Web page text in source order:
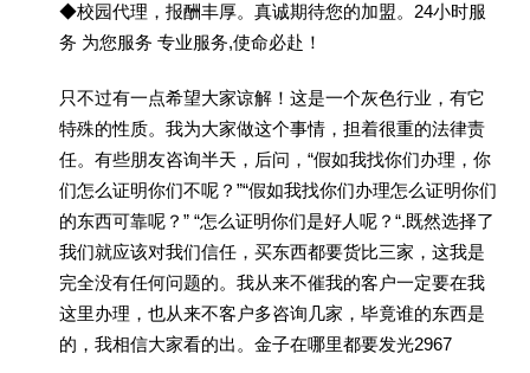
◆校园代理，报酬丰厚。真诚期待您的加盟。24小时服
务 为您服务 专业服务,使命必赴！
只不过有一点希望大家谅解！这是一个灰色行业，有它
特殊的性质。我为大家做这个事情，担着很重的法律责
任。有些朋友咨询半天，后问，“假如我找你们办理，你
们怎么证明你们不呢？”“假如我找你们办理怎么证明你们
的东西可靠呢？” “怎么证明你们是好人呢？“.既然选择了
我们就应该对我们信任，买东西都要货比三家，这我是
完全没有任何问题的。我从来不催我的客户一定要在我
这里办理，也从来不客户多咨询几家，毕竟谁的东西是
的，我相信大家看的出。金子在哪里都要发光2967